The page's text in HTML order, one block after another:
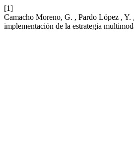
[1]
Camacho Moreno, G. , Pardo López ,
implementación de la estrategia